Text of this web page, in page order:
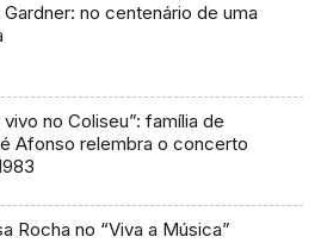
Gardner: no centenário de uma
vivo no Coliseu”: família de
Afonso relembra o concerto
Rocha no “Viva a Música”